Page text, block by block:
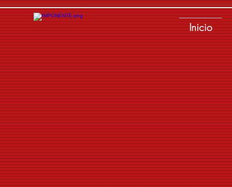
Inicio